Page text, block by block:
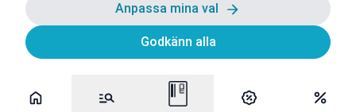
Anpassa mina val
Godkänn alla